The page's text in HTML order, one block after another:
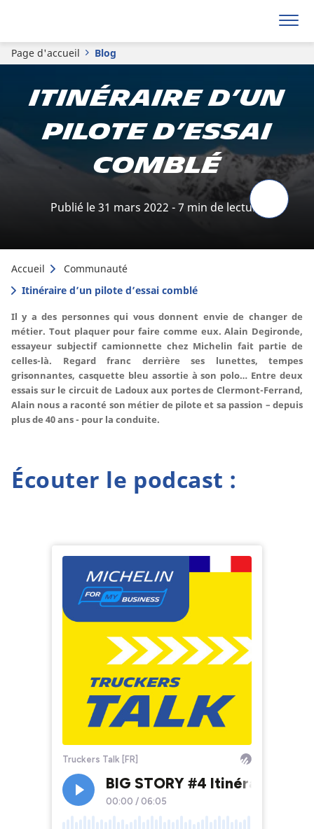
Page d'accueil Blog
Itinéraire d’un
pilote d’essai
comblé
Publié le 31 mars 2022 - 7 min de lecture
Accueil
Communauté
Itinéraire d’un pilote d’essai comblé
Il y a des personnes qui vous donnent envie de changer de
métier. Tout plaquer pour faire comme eux. Alain Degironde,
essayeur subjectif camionnette chez Michelin fait partie de
celles-là. Regard franc derrière ses lunettes, tempes
grisonnantes, casquette bleu assortie à son polo… Entre deux
essais sur le circuit de Ladoux aux portes de Clermont-Ferrand,
Alain nous a raconté son métier de pilote et sa passion – depuis
plus de 40 ans - pour la conduite.
Écouter le podcast :